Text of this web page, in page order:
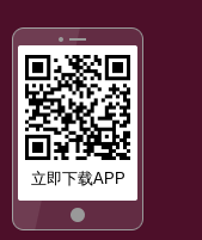
立即下载APP